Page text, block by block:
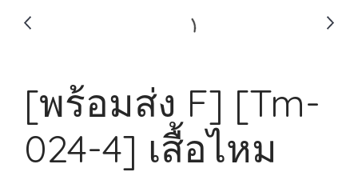
[พร้อมส่ง F] [Tm-
024-4] เสื้อไหม